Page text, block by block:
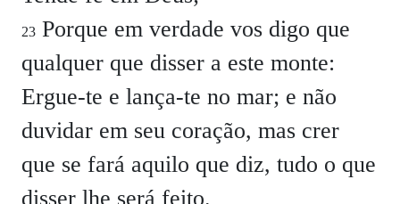
23 Porque em verdade vos digo que
qualquer que disser a este monte:
Ergue-te e lança-te no mar; e não
duvidar em seu coração, mas crer
que se fará aquilo que diz, tudo o que
disser lhe será feito.